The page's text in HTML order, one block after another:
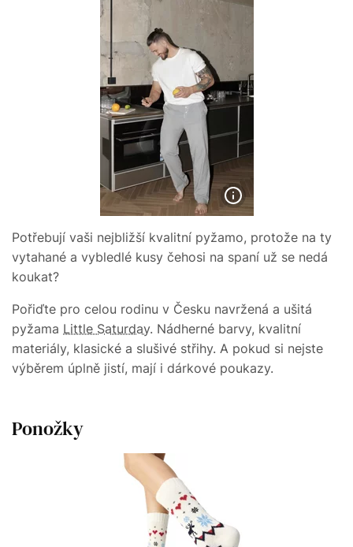
Potřebují vaši nejbližší kvalitní pyžamo, protože na ty
vytahané a vybledlé kusy čehosi na spaní už se nedá
koukat?
Pořiďte pro celou rodinu v Česku navržená a ušitá
pyžama Little Saturday. Nádherné barvy, kvalitní
materiály, klasické a slušivé střihy. A pokud si nejste
výběrem úplně jistí, mají i dárkové poukazy.
Ponožky